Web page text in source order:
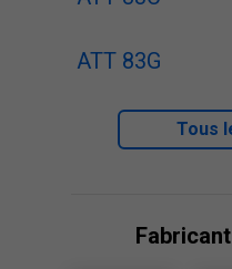
ATT 83G
Tous